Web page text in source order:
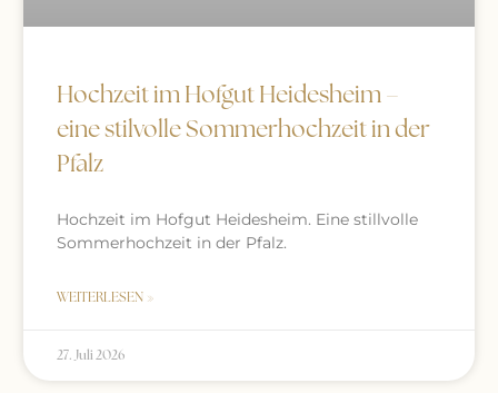
Hochzeit im Hofgut Heidesheim –
eine stilvolle Sommerhochzeit in der
Pfalz
Hochzeit im Hofgut Heidesheim. Eine stillvolle
Sommerhochzeit in der Pfalz.
WEITERLESEN »
27. Juli 2026